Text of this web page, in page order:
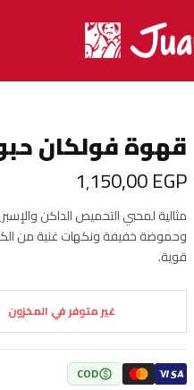
قهوة فولكان حبوب
1٬150٫00EGP
مثالية لمحبي التحميص الداكن
وحموضة خفيفة ونكهات غنية من
قوية.
غير متوفر في المخزون
COD